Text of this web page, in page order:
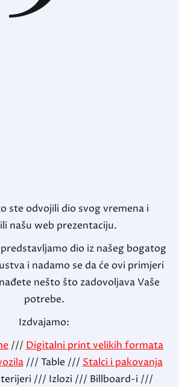
ste odvojili dio svog vremena i
našu web prezentaciju.
dio iz našeg bogatog
i nadamo se da će ovi primjeri
nešto što zadovoljava Vaše
potrebe.
Izdvajamo:
/// Digitalni print velikih formata
/// Table /// Stalci i pakovanja
/// Izlozi /// Billboard-i ///